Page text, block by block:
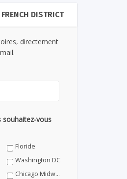
DISTRICT
directement
souhaitez-vous
Floride
Washington DC
Chicago Midwest